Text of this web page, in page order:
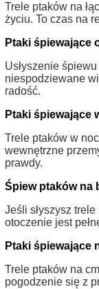
Trele ptaków na
życiu. To czas na
Ptaki śpiewające
Usłyszenie
niespodziewane
radość.
Ptaki śpiewające
Trele ptaków w
wewnętrzne
prawdy.
Śpiew ptaków na
Jeśli słyszysz
otoczenie jest
Ptaki śpiewające
Trele ptaków na
pogodzenie się z